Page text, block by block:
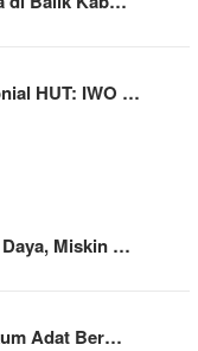
HUT: IWO …
Daya, Miskin …
Adat Ber…